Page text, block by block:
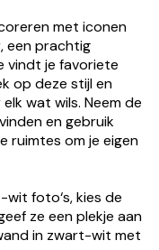
met iconen
een prachtig
vindt je favoriete
op deze stijl en
wat wils. Neem de
en gebruik
ruimtes om je eigen
foto‘s, kies de
ze een plekje aan
in zwart-wit met